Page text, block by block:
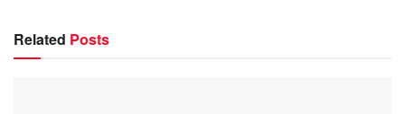
Related Posts